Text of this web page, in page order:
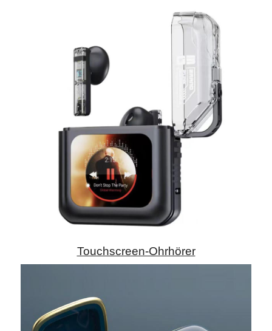
Touchscreen-Ohrhörer